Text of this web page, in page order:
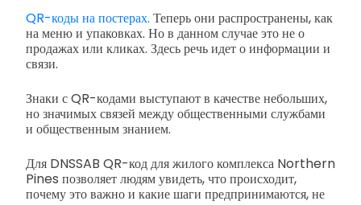
QR-коды на постерах. Теперь они распространены, как
на меню и упаковках. Но в данном случае это не о
продажах или кликах. Здесь речь идет о информации и
связи.
Знаки с QR-кодами выступают в качестве небольших,
но значимых связей между общественными службами
и общественным знанием.
Для DNSSAB QR-код для жилого комплекса Northern
Pines позволяет людям увидеть, что происходит,
почему это важно и какие шаги предпринимаются, не